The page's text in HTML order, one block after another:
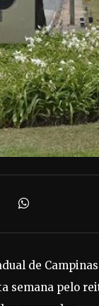
de Campinas
semana pelo